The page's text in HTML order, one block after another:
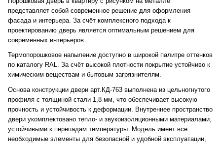
представляет собой современное решение для оформления
фасада и интерьера. За счёт комплексного подхода к
проектированию дверь является оптимальным решением для
современных интерьеров.
Термопорошковое напыление доступно в широкой палитре оттенков
по каталогу RAL. За счёт высокой плотности покрытие устойчиво к
химическим веществам и бытовым загрязнителям.
Основа конструкции двери арт.КД-763 выполнена из цельногнутого
профиля с толщиной стали 1,8 мм, что обеспечивает высокую
прочность и устойчивость к деформации. Внутреннее пространство
двери укомплектовано тепло- и звукоизоляционными материалами,
устойчивыми к перепадам температуры. Модель имеет все
необходимые элементы для безопасной и удобной эксплуатации,